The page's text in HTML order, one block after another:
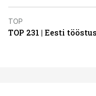
TOP
TOP 231 | Eesti